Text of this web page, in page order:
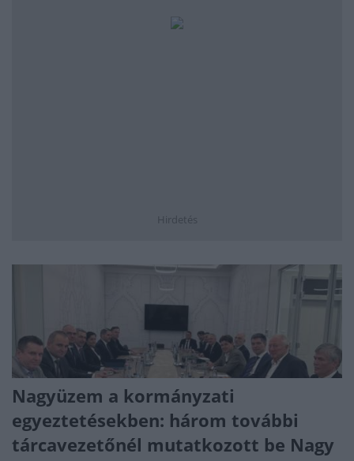
Hirdetés
Nagyüzem a kormányzati
egyeztetésekben: három további
tárcavezetőnél mutatkozott be Nagy